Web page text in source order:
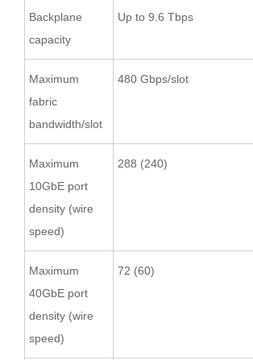
Backplane
capacity
Up to 9.6 Tbps
Maximum
fabric
bandwidth/slot
480 Gbps/slot
Maximum
10GbE port
density (wire
speed)
288 (240)
Maximum
40GbE port
density (wire
speed)
72 (60)